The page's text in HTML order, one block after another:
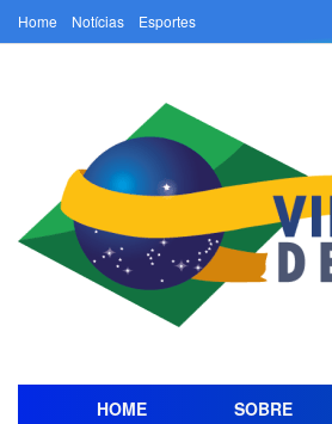
Home Notícias Esportes
HOME SOBRE